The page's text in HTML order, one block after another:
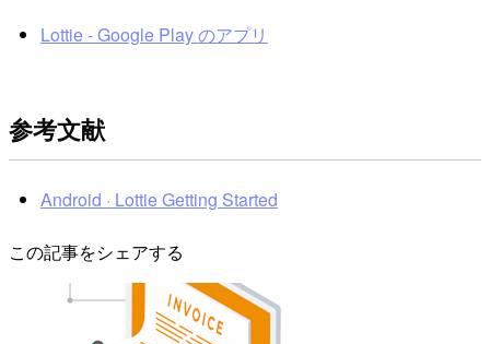
Lottie - Google Play のアプリ
参考文献
Android · Lottie Getting Started
この記事をシェアする